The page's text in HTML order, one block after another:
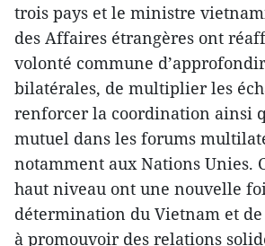
trois pays et le ministre
des Affaires étrangères ont
volonté commune
bilatérales, de multiplier les
renforcer la coordination ainsi
mutuel dans les forums
notamment aux Nations Unies.
haut niveau ont une nouvelle
détermination du Vietnam et
à promouvoir des relations